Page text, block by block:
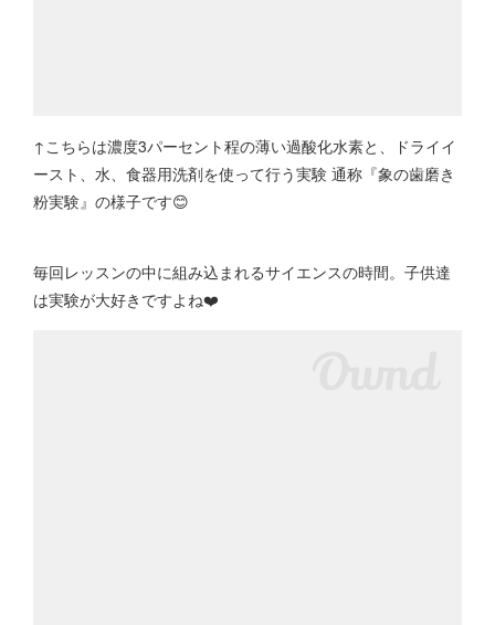
↑こちらは濃度3パーセント程の薄い過酸化水素と、ドライイ
ースト、水、食器用洗剤を使って行う実験 通称『象の歯磨き
粉実験』の様子です😊
毎回レッスンの中に組み込まれるサイエンスの時間。子供達
は実験が大好きですよね❤️